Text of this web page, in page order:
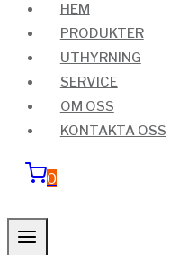
HEM
PRODUKTER
UTHYRNING
SERVICE
OM OSS
KONTAKTA OSS
0